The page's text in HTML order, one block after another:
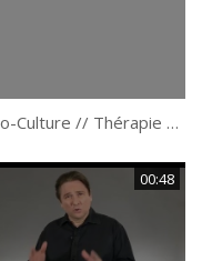
Hypno-Culture // Thérapie Systémique : La thérapie n’est pas une analyse par Philippe Vernois.
00:48